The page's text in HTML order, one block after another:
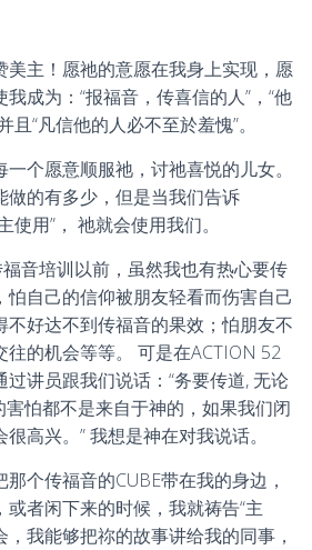
N
美主！愿祂的意愿在我身上实现，愿
成为：“报福音，传喜信的人”，“他
“凡信他的人必不至於羞愧”。
个愿意顺服祂，讨祂喜悦的儿女。
做的有多少，但是当我们告诉
使用”， 祂就会使用我们。
福音培训以前，虽然我也有热心要传
自己的信仰被朋友轻看而伤害自己
不好达不到传福音的果效；怕朋友不
的机会等等。 可是在ACTION 52
讲员跟我们说话：“务要传道, 无论
害怕都不是来自于神的，如果我们闭
高兴。” 我想是神在对我说话。
个传福音的CUBE带在我的身边，
者闲下来的时候，我就祷告“主
我能够把祢的故事讲给我的同事，